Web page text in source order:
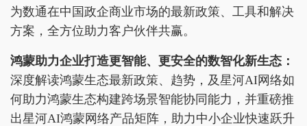
为数通在中国政企商业市场的最新政策、工具和解决
方案，全方位助力客户伙伴共赢。
鸿蒙助力企业打造更智能、更安全的数智化新生态：
深度解读鸿蒙生态最新政策、趋势，及星河AI网络如
何助力鸿蒙生态构建跨场景智能协同能力，并重磅推
出星河AI鸿蒙网络产品矩阵，助力中小企业快速跃升